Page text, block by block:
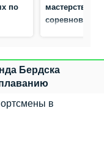
по
мастерство
Бердска
в